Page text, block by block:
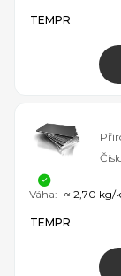
TEMPR
TEMPR
Váha: ≈ 2,70 kg/